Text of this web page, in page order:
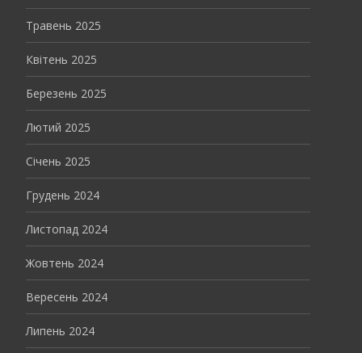
Травень 2025
Квітень 2025
Березень 2025
Лютий 2025
Січень 2025
Грудень 2024
Листопад 2024
Жовтень 2024
Вересень 2024
Липень 2024